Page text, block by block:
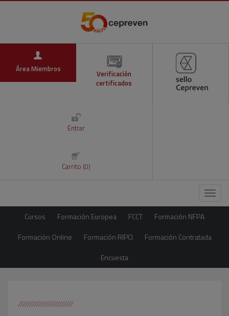
Área Miembros
Verificación
certificados
Entrar
Carrito (0)
Menú
Cursos Formación Europea FCCT
Formación NFPA
Formación Online
Formación RIPCI
Formación Contratada
Encuesta